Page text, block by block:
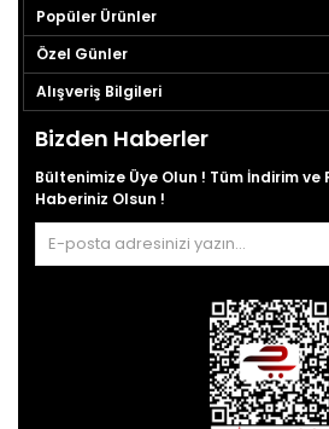
Popüler Ürünler
Özel Günler
Alışveriş Bilgileri
Bizden Haberler
Bültenimize Üye Olun ! Tüm İndirim ve
Haberiniz Olsun !